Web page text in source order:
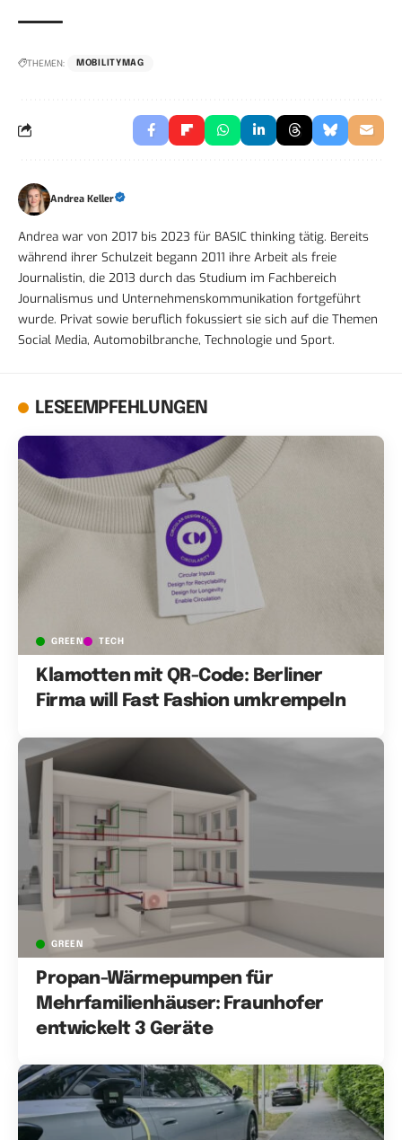
THEMEN: MOBILITYMAG
Andrea Keller
Andrea war von 2017 bis 2023 für BASIC thinking tätig. Bereits
während ihrer Schulzeit begann 2011 ihre Arbeit als freie
Journalistin, die 2013 durch das Studium im Fachbereich
Journalismus und Unternehmenskommunikation fortgeführt
wurde. Privat sowie beruflich fokussiert sie sich auf die Themen
Social Media, Automobilbranche, Technologie und Sport.
LESEEMPFEHLUNGEN
GREEN TECH
Klamotten mit QR-Code: Berliner
Firma will Fast Fashion umkrempeln
GREEN
Propan-Wärmepumpen für
Mehrfamilienhäuser: Fraunhofer
entwickelt 3 Geräte